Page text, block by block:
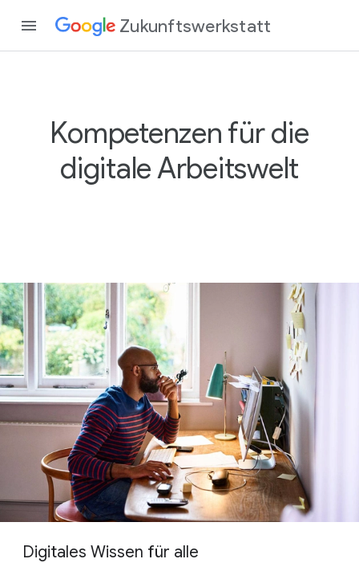
Zukunftswerkstatt
Kompetenzen für die
digitale Arbeitswelt
Digitales Wissen für alle